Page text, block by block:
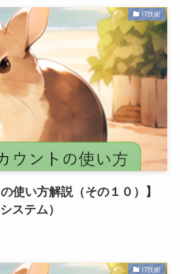
IT技術
使い方解説（その１０）】
ステム）
IT技術